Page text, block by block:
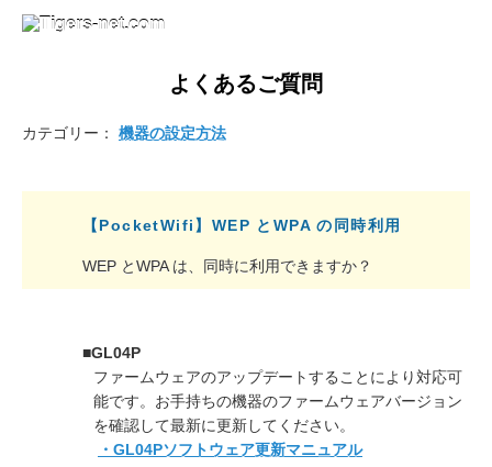
よくあるご質問
【PocketWifi】WEP とWPA の同時利用
WEP とWPA は、同時に利用できますか？
カテゴリー： 機器の設定方法
■GL04P
ファームウェアのアップデートすることにより対応可
能です。お手持ちの機器のファームウェアバージョン
を確認して最新に更新してください。
・GL04Pソフトウェア更新マニュアル